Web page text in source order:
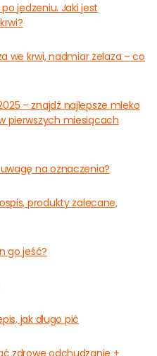
jedzeniu. Jaki jest
we krwi, nadmiar żelaza – co
– znajdź najlepsze mleko
pierwszych miesiącach
na oznaczenia?
produkty zalecane,
go jeść?
jak długo pić
zdrowe odchudzanie +